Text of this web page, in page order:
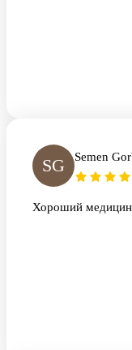
SG Semen
Хороший